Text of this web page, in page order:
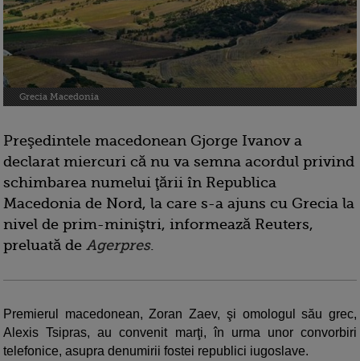
Grecia Macedonia
Preşedintele macedonean Gjorge Ivanov a
declarat miercuri că nu va semna acordul privind
schimbarea numelui ţării în Republica
Macedonia de Nord, la care s-a ajuns cu Grecia la
nivel de prim-miniştri, informează Reuters,
preluată de Agerpres.
Premierul macedonean, Zoran Zaev, şi omologul său grec,
Alexis Tsipras, au convenit marţi, în urma unor convorbiri
telefonice, asupra denumirii fostei republici iugoslave.